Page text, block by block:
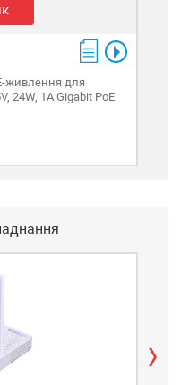
живлення для
24W, 1A Gigabit PoE